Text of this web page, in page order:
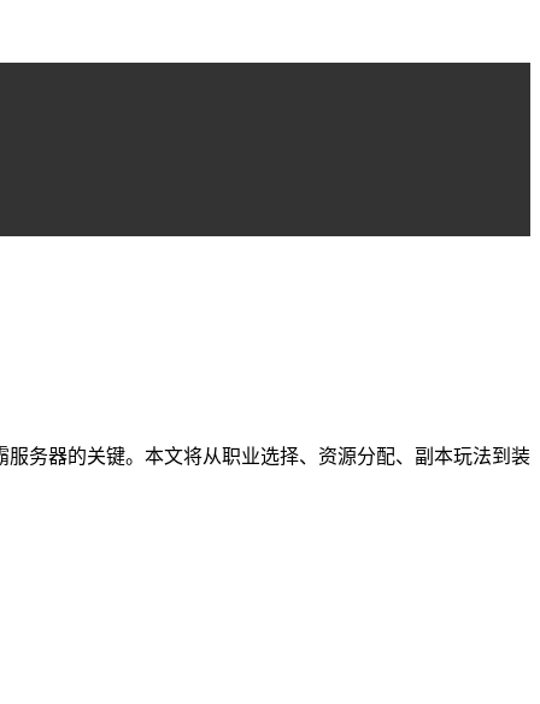
务器的关键。本文将从职业选择、资源分配、副本玩法到装